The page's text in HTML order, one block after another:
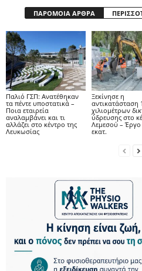
ΠΑΡΟΜΟΙΑ ΑΡΘΡΑ
Παλιό ΓΣΠ: Ανατέθηκαν
τα πέντε υποστατικά –
Ποια εταιρεία
αναλαμβάνει και τι
αλλάζει στο κέντρο της
Λευκωσίας
Ξεκίνησε η
αντικατάσταση
χιλιομέτρων
ύδρευσης στο
Λεμεσού – Έργο
εκατ.